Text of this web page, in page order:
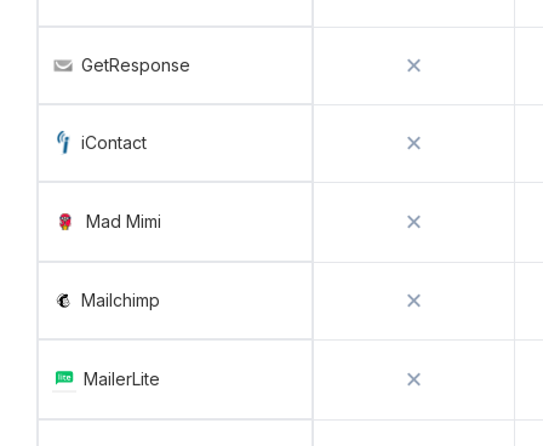
GetResponse
iContact
Mad Mimi
Mailchimp
MailerLite